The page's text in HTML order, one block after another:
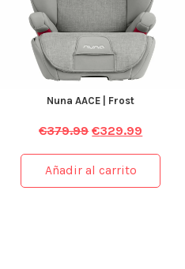
Nuna AACE | Frost
€379.99 €329.99
Añadir al carrito